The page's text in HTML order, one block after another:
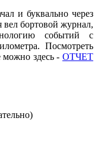
и буквально через
вел бортовой журнал,
событий с
Посмотреть
можно здесь - ОТЧЕТ